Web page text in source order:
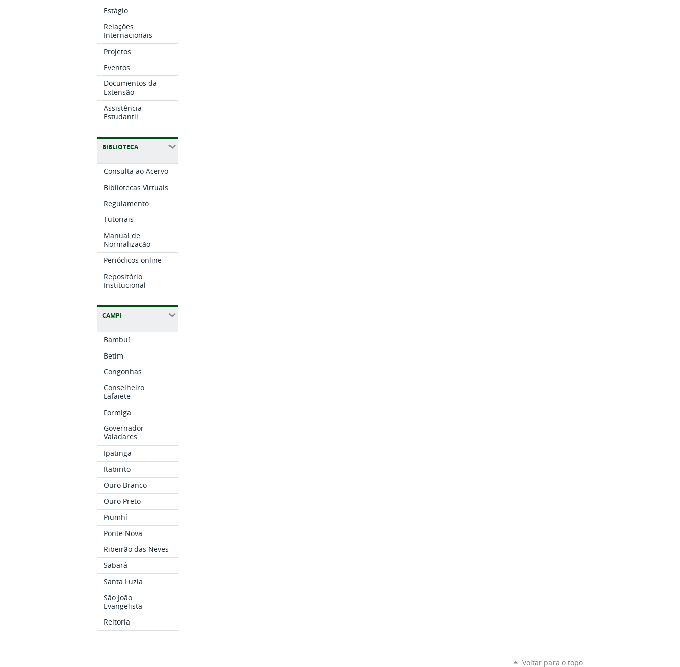
Estágio
Relações
Internacionais
Projetos
Eventos
Documentos da
Extensão
Assistência
Estudantil
BIBLIOTECA
Consulta ao Acervo
Bibliotecas Virtuais
Regulamento
Tutoriais
Manual de
Normalização
Periódicos online
Repositório
Institucional
CAMPI
Bambuí
Betim
Congonhas
Conselheiro
Lafaiete
Formiga
Governador
Valadares
Ipatinga
Itabirito
Ouro Branco
Ouro Preto
Piumhí
Ponte Nova
Ribeirão das Neves
Sabará
Santa Luzia
São João
Evangelista
Reitoria
Voltar para o topo